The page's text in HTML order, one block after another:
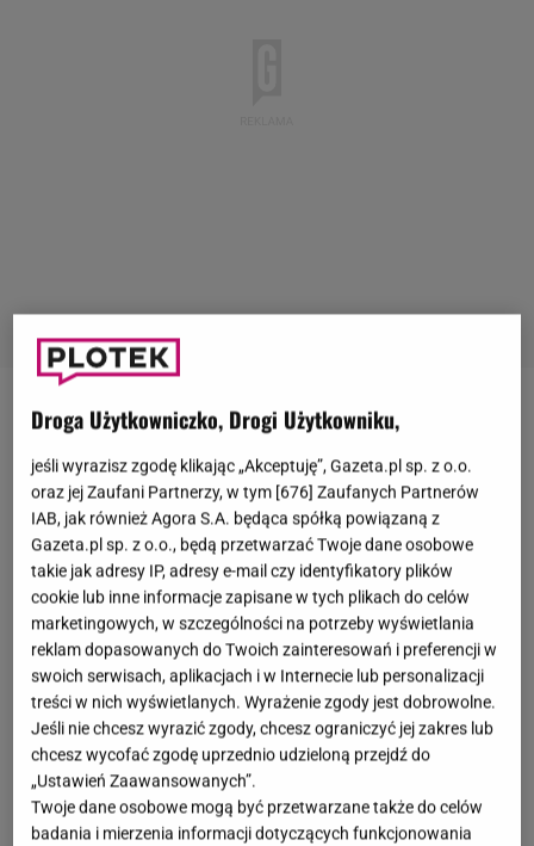
Magda Gesslerto bez wątpienia jedna z
największych gwiazd stacjiTVNi jednocześnie
polskiego show-biznesu. Restauratorka od lat
prowadzi "Kuchenne rewolucje", a także jest jurorką
w "MasterChefie ". Nie ma jednak zamiaru zwolnić
tempa i cały czas pojawia się na planach
zdjęciowych, realizując kolejne projekty. Prywatnie
jest związana z Waldemarem Kozerawskim, który na
co dzień mieszka w Kanadzie. Czy Gessler ma
zamiar przeprowadzić się do męża? W rozmowie z
naszą reporterką odniosła się do sprawy i
podkreśliła, jakie ma plany.
Droga Użytkowniczko, Drogi Użytkowniku,
jeśli wyrazisz zgodę klikając „Akceptuję”, Gazeta.pl sp. z o.o.
oraz jej Zaufani Partnerzy, w tym [676] Zaufanych Partnerów
IAB, jak również Agora S.A. będąca spółką powiązaną z
Gazeta.pl sp. z o.o., będą przetwarzać Twoje dane osobowe
takie jak adresy IP, adresy e-mail czy identyfikatory plików
cookie lub inne informacje zapisane w tych plikach do celów
marketingowych, w szczególności na potrzeby wyświetlania
reklam dopasowanych do Twoich zainteresowań i preferencji w
swoich serwisach, aplikacjach i w Internecie lub personalizacji
treści w nich wyświetlanych. Wyrażenie zgody jest dobrowolne.
Jeśli nie chcesz wyrazić zgody, chcesz ograniczyć jej zakres lub
chcesz wycofać zgodę uprzednio udzieloną przejdź do
„Ustawień Zaawansowanych”.
Twoje dane osobowe mogą być przetwarzane także do celów
badania i mierzenia informacji dotyczących funkcjonowania